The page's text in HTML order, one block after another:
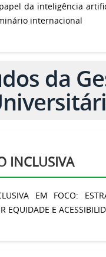
da inteligência
internacional
da
INCLUSIVA
EM FOCO:
EQUIDADE E